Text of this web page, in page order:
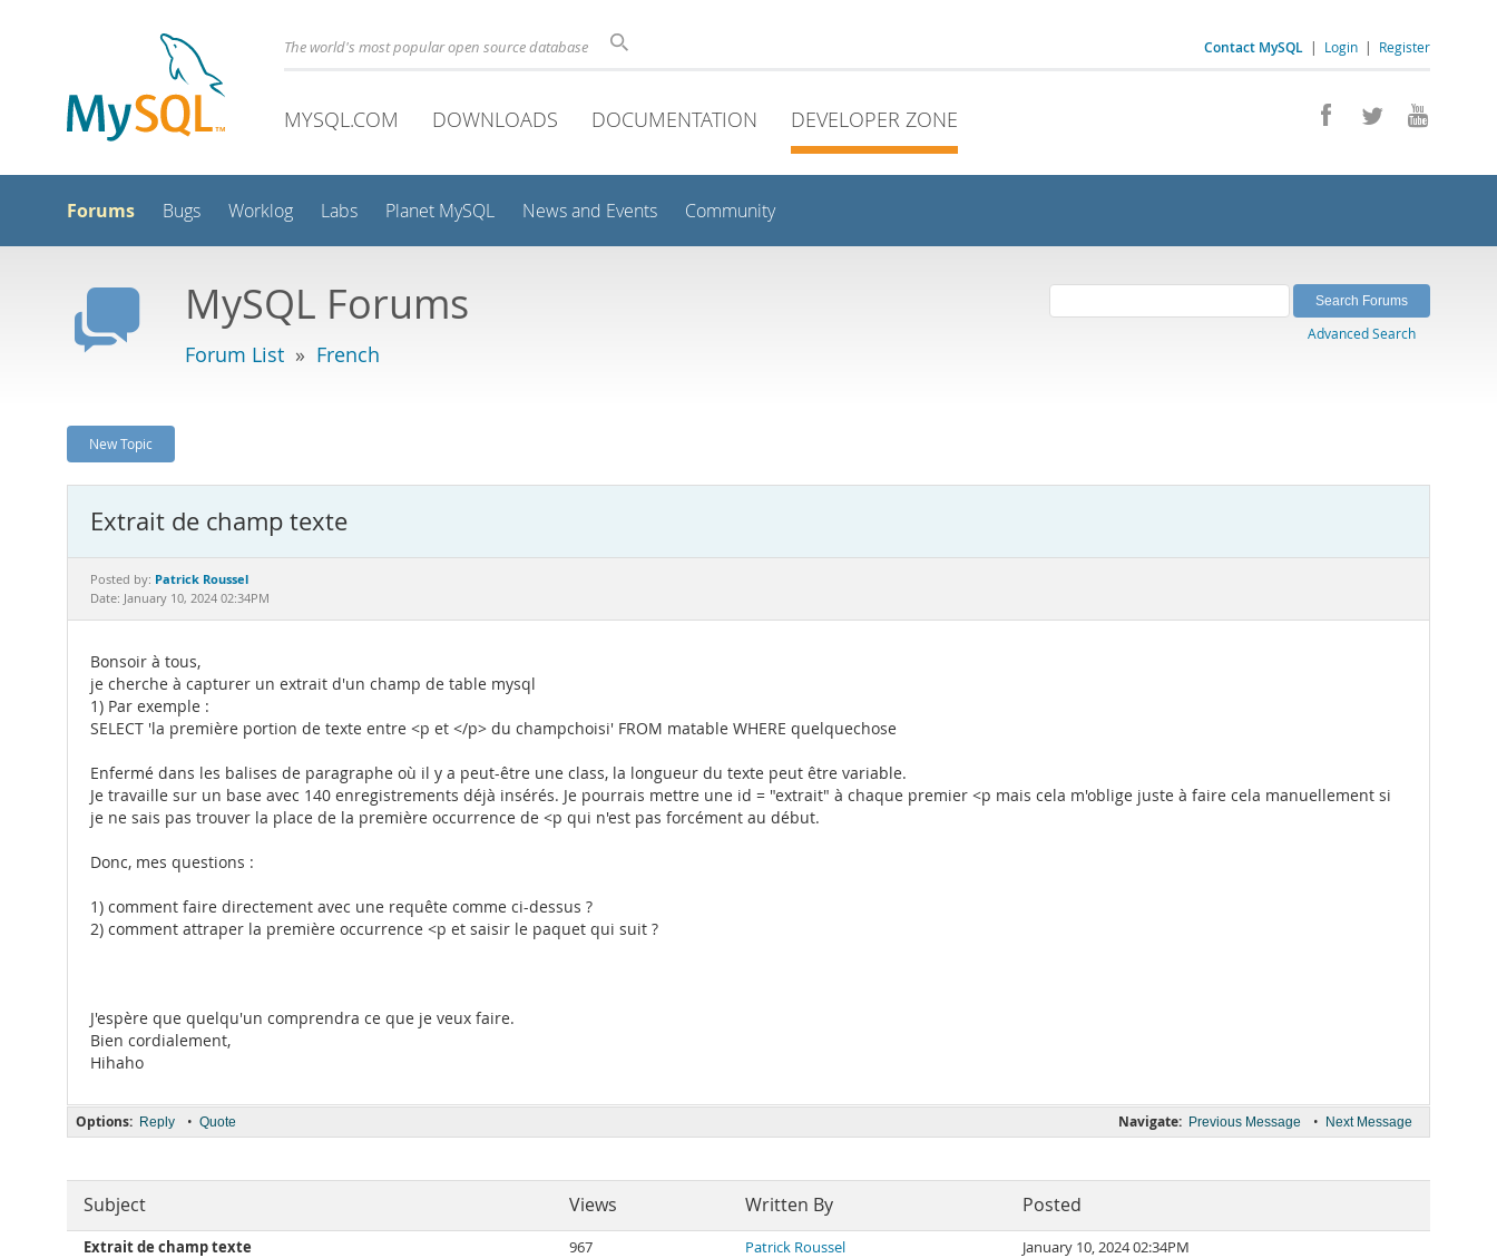
Contact MySQL | Login | Register
The world's most popular open source database
MYSQL.COM DOWNLOADS DOCUMENTATION DEVELOPER ZONE
Forums Bugs Worklog Labs Planet MySQL News and Events Community
MySQL Forums
Forum List » French
Advanced Search
New Topic
Extrait de champ texte
Posted by: Patrick Roussel
Date: January 10, 2024 02:34PM
Bonsoir à tous,
je cherche à capturer un extrait d'un champ de table mysql
1) Par exemple :
SELECT 'la première portion de texte entre <p et </p> du champchoisi' FROM matable WHERE quelquechose
Enfermé dans les balises de paragraphe où il y a peut-être une class, la longueur du texte peut être variable.
Je travaille sur un base avec 140 enregistrements déjà insérés. Je pourrais mettre une id = "extrait" à chaque premier <p mais cela m'oblige juste à faire cela manuellement si
je ne sais pas trouver la place de la première occurrence de <p qui n'est pas forcément au début.
Donc, mes questions :
1) comment faire directement avec une requête comme ci-dessus ?
2) comment attraper la première occurrence <p et saisir le paquet qui suit ?
J'espère que quelqu'un comprendra ce que je veux faire.
Bien cordialement,
Hihaho
Navigate: Previous Message • Next Message
Options: Reply • Quote
Subject Views Written By Posted
Extrait de champ texte 967 Patrick Roussel
January 10, 2024 02:34PM